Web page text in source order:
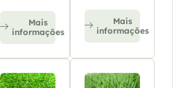
Mais
informações
Mais
informações